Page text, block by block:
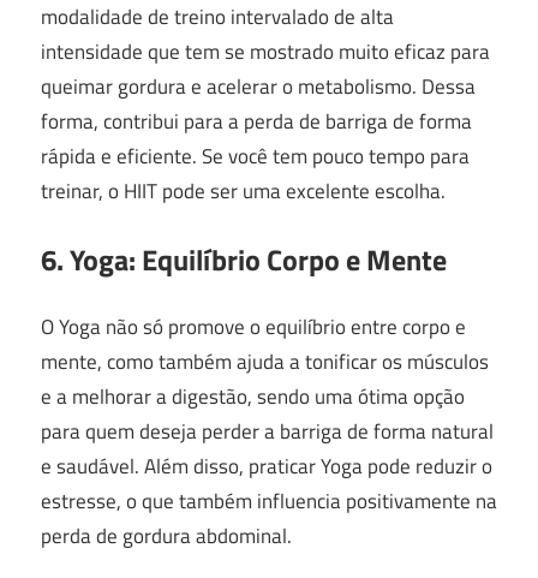
modalidade de treino intervalado de alta
intensidade que tem se mostrado muito eficaz para
queimar gordura e acelerar o metabolismo. Dessa
forma, contribui para a perda de barriga de forma
rápida e eficiente. Se você tem pouco tempo para
treinar, o HIIT pode ser uma excelente escolha.
6. Yoga: Equilíbrio Corpo e Mente
O Yoga não só promove o equilíbrio entre corpo e
mente, como também ajuda a tonificar os músculos
e a melhorar a digestão, sendo uma ótima opção
para quem deseja perder a barriga de forma natural
e saudável. Além disso, praticar Yoga pode reduzir o
estresse, o que também influencia positivamente na
perda de gordura abdominal.